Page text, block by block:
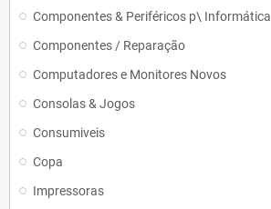
Componentes & Periféricos p\ Informática
Componentes / Reparação
Computadores e Monitores Novos
Consolas & Jogos
Consumiveis
Copa
Impressoras